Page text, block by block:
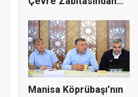
Manisa Köprübaşı’nın